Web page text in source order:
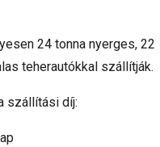
24 tonna nyerges, 22
teherautókkal szállítják.
szállítási díj: